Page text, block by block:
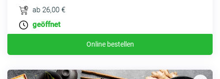
ab 26,00 €
geöffnet
Online bestellen